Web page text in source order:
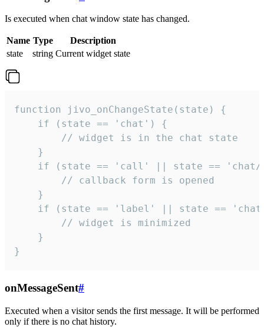
Is executed when chat window state has changed.
Name Type
Description
state
string Current widget state
function jivo_onChangeState(state) {
    if (state == 'chat') {
        // widget is in the chat state
    }
if (state == 'call' || state ==
        // callback form is opened
    }
if (state == 'label' || state ==
        // widget is minimized
    }
}
onMessageSent#
Executed when a visitor sends the first message. It will be performed
only if there is no chat history.